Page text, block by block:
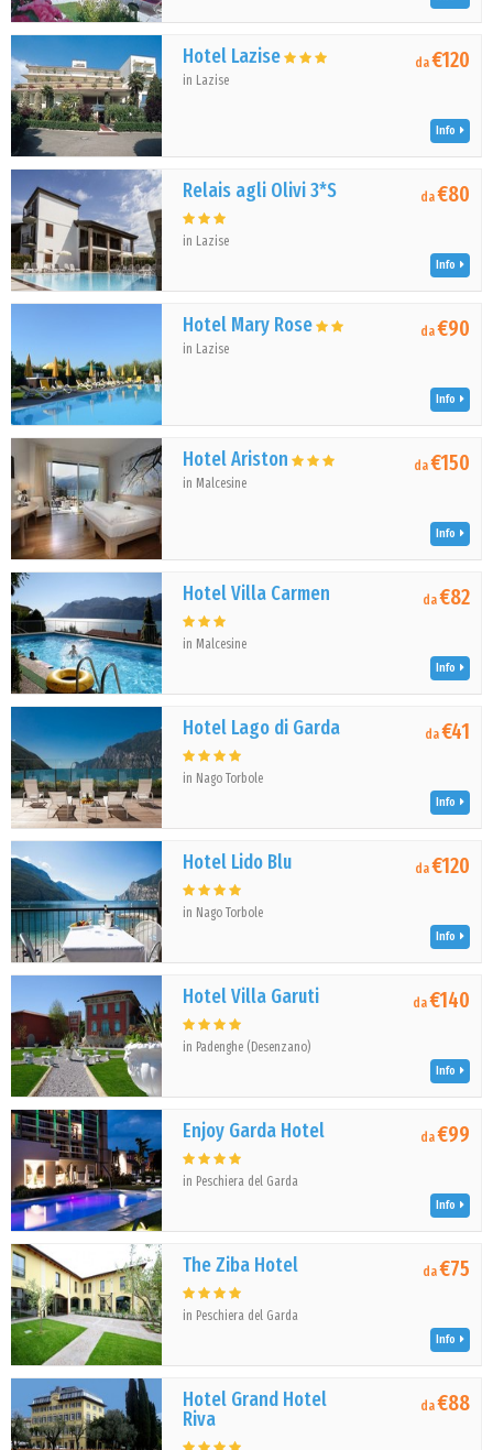
Hotel Lazise
in Lazise
da€120
Info
Relais agli Olivi 3*S
in Lazise
da€80
Info
Hotel Mary Rose
in Lazise
da€90
Info
Hotel Ariston
in Malcesine
da€150
Info
Hotel Villa Carmen
in Malcesine
da€82
Info
Hotel Lago di Garda
in Nago Torbole
da€41
Info
Hotel Lido Blu
in Nago Torbole
da€120
Info
Hotel Villa Garuti
in Padenghe (Desenzano)
da€140
Info
Enjoy Garda Hotel
in Peschiera del Garda
da€99
Info
The Ziba Hotel
in Peschiera del Garda
da€75
Info
Hotel Grand Hotel
Riva
da€88